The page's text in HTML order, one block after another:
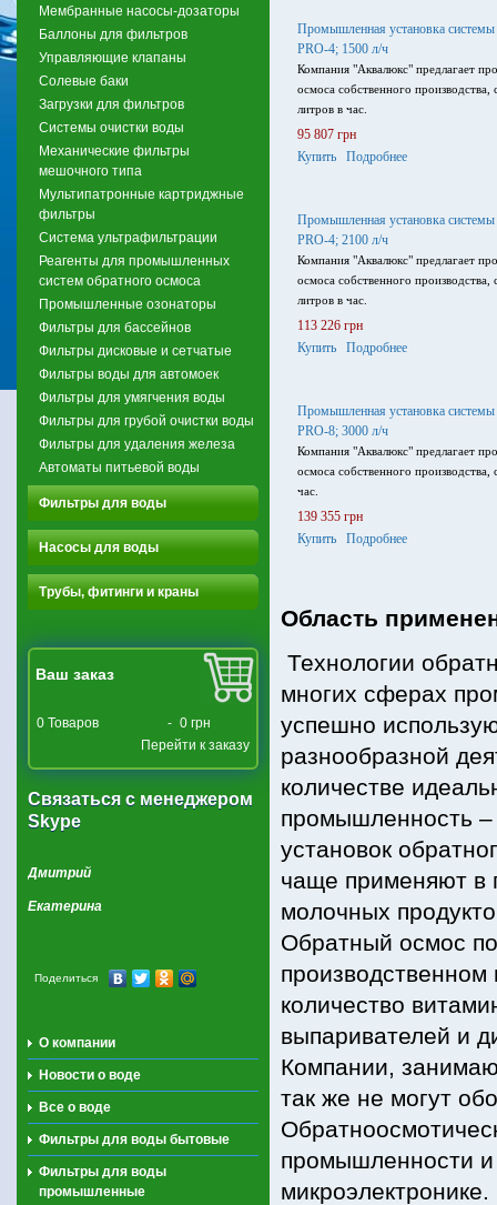
Мембранные насосы-дозаторы
Баллоны для фильтров
Управляющие клапаны
Солевые баки
Загрузки для фильтров
Системы очистки воды
Механические фильтры
мешочного типа
Мультипатронные картриджные
фильтры
Система ультрафильтрации
Реагенты для промышленных
систем обратного осмоса
Промышленные озонаторы
Фильтры для бассейнов
Фильтры дисковые и сетчатые
Фильтры воды для автомоек
Фильтры для умягчения воды
Фильтры для грубой очистки воды
Фильтры для удаления железа
Автоматы питьевой воды
Фильтры для воды
Насосы для воды
Трубы, фитинги и краны
Ваш заказ
0 Товаров - 0 грн
Перейти к заказу
Связаться с менеджером
Skype
Дмитрий
Екатерина
Поделиться
О компании
Новости о воде
Все о воде
Фильтры для воды бытовые
Фильтры для воды
промышленные
Промышленная установка
PRO-4; 1500 л/ч
Компания "Аквалюкс" предлагает
осмоса собственного
литров в час.
95 807 грн
Купить
Подробнее
Промышленная установка
PRO-4; 2100 л/ч
Компания "Аквалюкс" предлагает
осмоса собственного
литров в час.
113 226 грн
Купить
Подробнее
Промышленная установка
PRO-8; 3000 л/ч
Компания "Аквалюкс" предлагает
осмоса собственного
час.
139 355 грн
Купить
Подробнее
Область
Технологии
многих сферах
успешно
разнообразной
количестве
промышленность
установок
чаще применяют в
молочных
Обратный осмос
количество
выпаривателей и
Компании,
так же не могут
промышленности и
микроэлектронике.